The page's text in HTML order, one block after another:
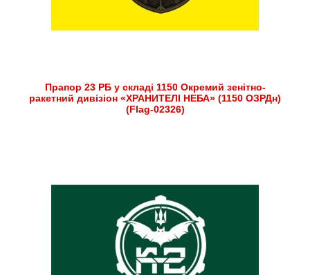
Прапор 23 РБ у складі 1150 Окремий зенітно-
ракетний дивізіон «ХРАНИТЕЛІ НЕБА» (1150 ОЗРДн)
(Flag-02326)